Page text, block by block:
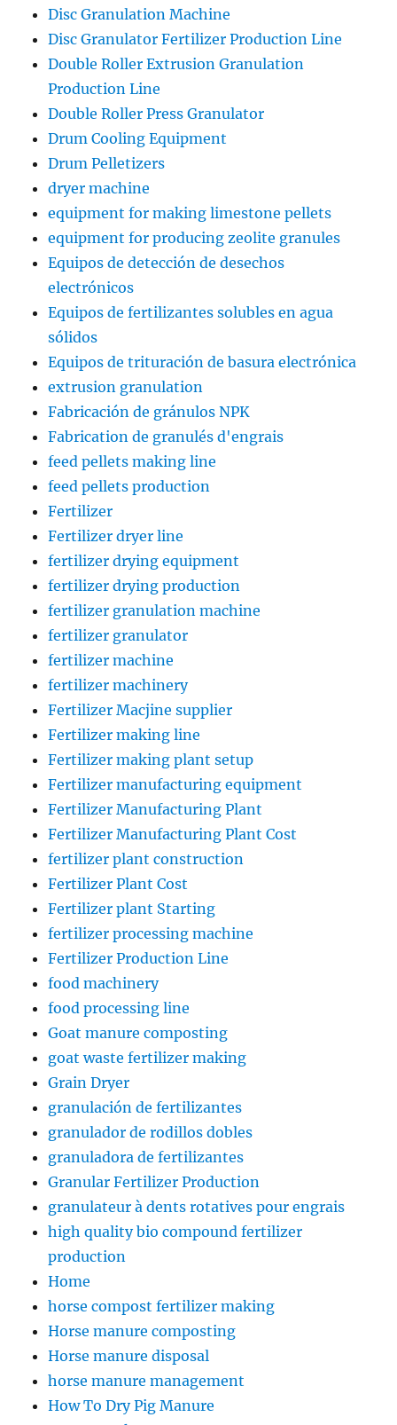
Disc Granulation Machine
Disc Granulator Fertilizer Production Line
Double Roller Extrusion Granulation
Production Line
Double Roller Press Granulator
Drum Cooling Equipment
Drum Pelletizers
dryer machine
equipment for making limestone pellets
equipment for producing zeolite granules
Equipos de detección de desechos
electrónicos
Equipos de fertilizantes solubles en agua
sólidos
Equipos de trituración de basura electrónica
extrusion granulation
Fabricación de gránulos NPK
Fabrication de granulés d'engrais
feed pellets making line
feed pellets production
Fertilizer
Fertilizer dryer line
fertilizer drying equipment
fertilizer drying production
fertilizer granulation machine
fertilizer granulator
fertilizer machine
fertilizer machinery
Fertilizer Macjine supplier
Fertilizer making line
Fertilizer making plant setup
Fertilizer manufacturing equipment
Fertilizer Manufacturing Plant
Fertilizer Manufacturing Plant Cost
fertilizer plant construction
Fertilizer Plant Cost
Fertilizer plant Starting
fertilizer processing machine
Fertilizer Production Line
food machinery
food processing line
Goat manure composting
goat waste fertilizer making
Grain Dryer
granulación de fertilizantes
granulador de rodillos dobles
granuladora de fertilizantes
Granular Fertilizer Production
granulateur à dents rotatives pour engrais
high quality bio compound fertilizer
production
Home
horse compost fertilizer making
Horse manure composting
Horse manure disposal
horse manure management
How To Dry Pig Manure